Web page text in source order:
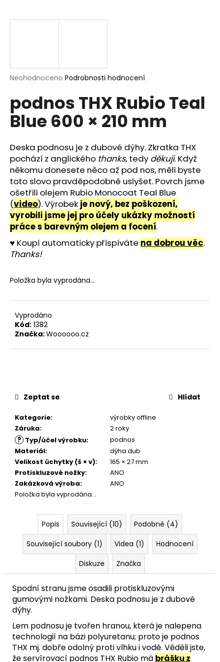
Průměrné
produktu
je
0,0
hvězdiček.
Neohodnoceno Podrobnosti hodnocení
podnos THX Rubio Teal
Blue 600 × 210 mm
Deska podnosu je z dubové dýhy. Zkratka THX
pochází z anglického thanks, tedy děkuji. Když
někomu donesete něco až pod nos, měli byste
toto slovo pravděpodobně uslyšet. Povrch jsme
ošetřili olejem Rubio Monocoat Teal Blue
(video). Výrobek je nový, bez poškození,
vyrobili jsme jej pro účely ukázky možností
práce s barevným olejem a focení.
♥ Koupí automaticky přispíváte na dobrou věc.
Thanks!
Položka byla vyprodána…
Vyprodáno
Kód: 1382
Značka:Woooooo.cz
Kategorie:
výrobky offline
Záruka: 2 roky
? Typ/účel výrobku:
podnos
Materiál:
dýha dub
Velikost úchytky (š × v):
165 × 27 mm
Protiskluzové nožky:
ANO
Zakázková výroba:
ANO
Položka byla vyprodána…
Zeptat se Hlídat
Popis Související (10)
Podobné (4)
Související soubory (1)
Videa (1)
Hodnocení
Diskuze
Značka
Spodní stranu jsme osadili protiskluzovými
gumovými nožkami. Deska podnosu je z dubové
dýhy.
Lem podnosu je tvořen hranou, která je nalepena
technologií na bázi polyuretanu; proto je podnos
THX mj. dobře odolný proti vlhku i vodě. Věděli jste,
že servírovací podnos THX Rubio má brášku z
j
?
HLEDAT
D
o
p
o
r
u
č
u
j
e
e
DESKA
BARDOLINO
PŘÍRODNÍ
380